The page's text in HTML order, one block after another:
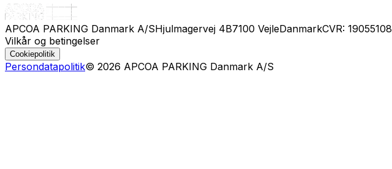
APCOA PARKING Danmark A/SHjulmagervej 4B7100 VejleDanmarkCVR: 19055108
Vilkår og betingelser
Cookiepolitik
Persondatapolitik© 2026 APCOA PARKING Danmark A/S